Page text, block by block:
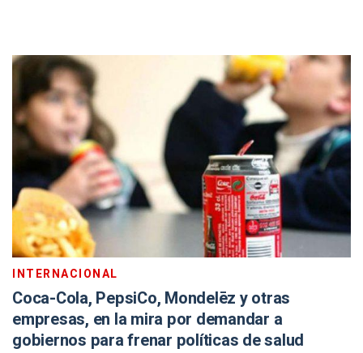
INTERNACIONAL
Coca-Cola, PepsiCo, Mondelēz y otras
empresas, en la mira por demandar a
gobiernos para frenar políticas de salud